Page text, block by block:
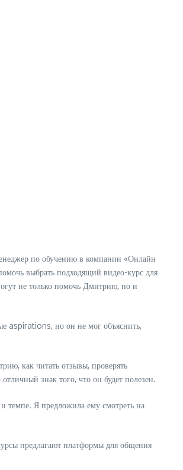
по обучению в компании «Онлайн
выбрать подходящий видео-курс для
не только помочь Дмитрию, но и
aspirations, но он не мог объяснить,
как читать отзывы, проверять
знак того, что он будет полезен.
темпе. Я предложила ему смотреть на
предлагают платформы для общения